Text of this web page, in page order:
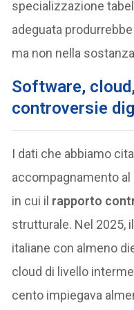
specializzazione
adeguata
ma non nella
Software,
controversie
I dati che abbiamo
accompagnamento al
in cui il rapporto
strutturale. Nel 2025,
italiane con almeno
cloud di livello
cento impiegava